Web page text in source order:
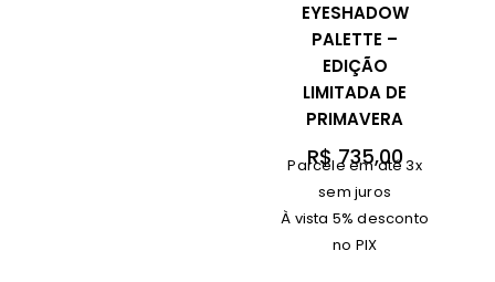
EYESHADOW
PALETTE –
EDIÇÃO
LIMITADA DE
PRIMAVERA
R$735,00
Parcele em até 3x
sem juros
À vista 5% desconto
no PIX